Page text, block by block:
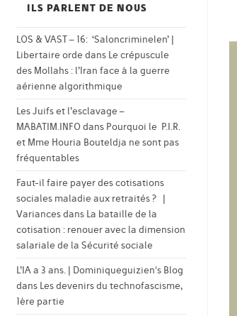
ILS PARLENT DE NOUS
LOS & VAST – 16: ‘Saloncriminelen’ |
Libertaire orde dans Le crépuscule
des Mollahs : l’Iran face à la guerre
aérienne algorithmique
Les Juifs et l’esclavage –
MABATIM.INFO dans Pourquoi le P.I.R.
et Mme Houria Bouteldja ne sont pas
fréquentables
Faut-il faire payer des cotisations
sociales maladie aux retraités ? |
Variancesdans La bataille de la
cotisation : renouer avec la dimension
salariale de la Sécurité sociale
L’IA a 3 ans. | Dominiqueguizien's Blog
dans Les devenirs du technofascisme,
1ère partie